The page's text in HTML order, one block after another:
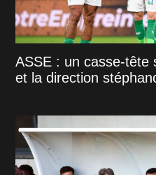
ASSE : un casse-tête
et la direction